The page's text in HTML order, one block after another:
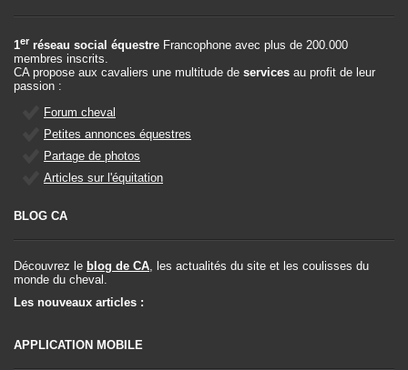
1er réseau social équestre Francophone avec plus de 200.000
membres inscrits.
CA propose aux cavaliers une multitude de services au profit de leur
passion :
Forum cheval
Petites annonces équestres
Partage de photos
Articles sur l'équitation
BLOG CA
Découvrez le blog de CA, les actualités du site et les coulisses du
monde du cheval.
Les nouveaux articles :
APPLICATION MOBILE